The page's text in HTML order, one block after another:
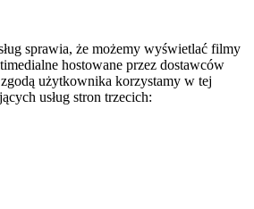
sprawia, że możemy wyświetlać filmy
hostowane przez dostawców
użytkownika korzystamy w tej
usług stron trzecich: